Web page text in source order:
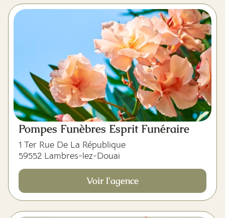
Pompes Funèbres Esprit Funéraire
1 Ter Rue De La République
59552 Lambres-lez-Douai
Voir l'agence